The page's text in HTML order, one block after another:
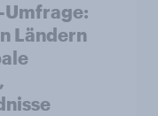
Umfrage:
Ländern